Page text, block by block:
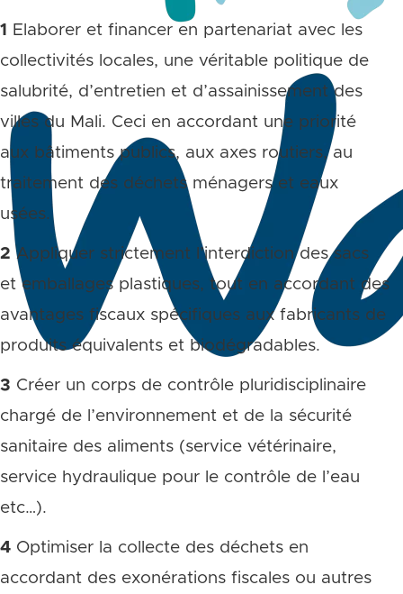
1
Elaborer et financer en partenariat avec les
collectivités locales, une véritable politique de
salubrité, d’entretien et d’assainissement des
villes du Mali. Ceci en accordant une priorité
aux bâtiments publics, aux axes routiers, au
traitement des déchets ménagers et eaux
usées.
2 Appliquer strictement l’interdiction des sacs
et emballages plastiques, tout en accordant des
avantages fiscaux spécifiques aux fabricants de
produits équivalents et biodégradables.
3 Créer un corps de contrôle pluridisciplinaire
chargé de l’environnement et de la sécurité
sanitaire des aliments (service vétérinaire,
service hydraulique pour le contrôle de l’eau
etc…).
4 Optimiser la collecte des déchets en
accordant des exonérations fiscales ou autres